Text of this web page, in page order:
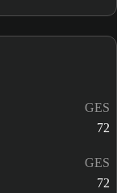
GES
72
GES
72